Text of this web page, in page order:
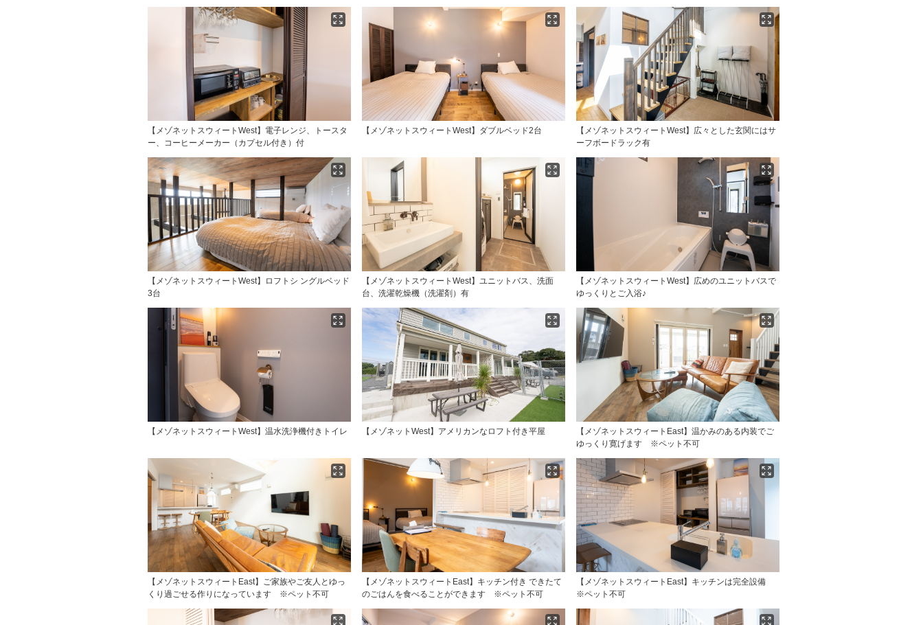
【メゾネットスウィートWest】電子レンジ、トースタ
ー、コーヒーメーカー（カプセル付き）付
【メゾネットスウィートWest】ダブルベッド2台
【メゾネットスウィートWest】広々とした玄関にはサ
ーフボードラック有
【メゾネットスウィートWest】ロフトシ ングルベッド
3台
【メゾネットスウィートWest】ユニットバス、洗面
台、洗濯乾燥機（洗濯剤）有
【メゾネットスウィートWest】広めのユニットバスで
ゆっくりとご入浴♪
【メゾネットスウィートWest】温水洗浄機付きトイレ 【メゾネットWest】アメリカンなロフト付き平屋
【メゾネットスウィートEast】温かみのある内装でご
ゆっくり寛げます ※ペット不可
【メゾネットスウィートEast】ご家族やご友人とゆっ
くり過ごせる作りになっています ※ペット不可
【メゾネットスウィートEast】キッチン付き できたて
のごはんを食べることができます ※ペット不可
【メゾネットスウィートEast】キッチンは完全設備
※ペット不可